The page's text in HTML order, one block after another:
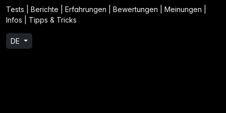
Tests | Berichte | Erfahrungen | Bewertungen | Meinungen |
Infos | Tipps & Tricks
DE